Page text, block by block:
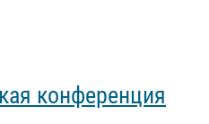
конференция